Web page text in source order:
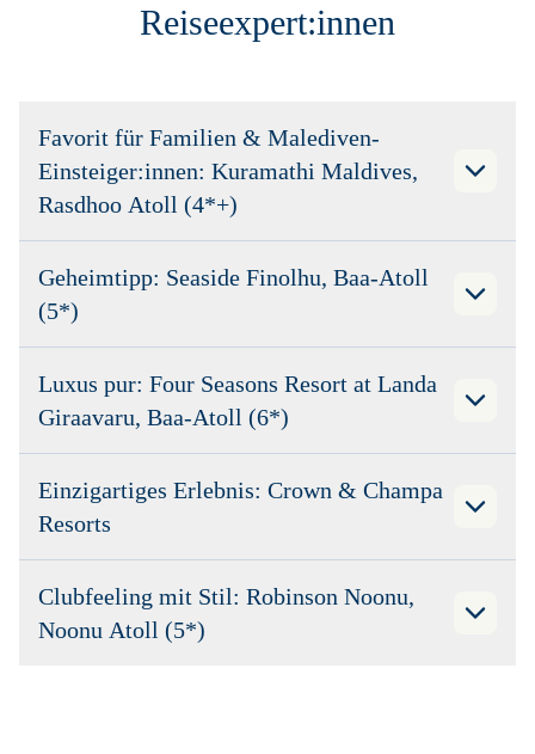
Reiseexpert:innen
Favorit für Familien & Malediven-
Einsteiger:innen: Kuramathi Maldives,
Rasdhoo Atoll (4*+)
Geheimtipp: Seaside Finolhu, Baa-Atoll
(5*)
Luxus pur: Four Seasons Resort at Landa
Giraavaru, Baa-Atoll (6*)
Einzigartiges Erlebnis: Crown & Champa
Resorts
Clubfeeling mit Stil: Robinson Noonu,
Noonu Atoll (5*)